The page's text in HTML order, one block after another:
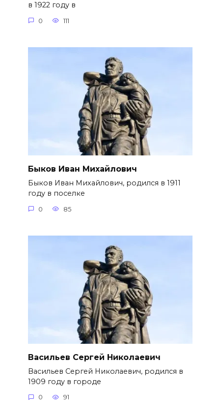
в 1922 году в
0 111
Быков Иван Михайлович
Быков Иван Михайлович, родился в 1911
году в поселке
0 85
Васильев Сергей Николаевич
Васильев Сергей Николаевич, родился в
1909 году в городе
0 91